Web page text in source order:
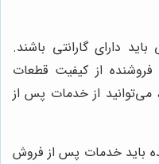
دارای گارانتی باشند.
فروشنده از کیفیت قطعات
از خدمات پس از
باید خدمات پس از فروش